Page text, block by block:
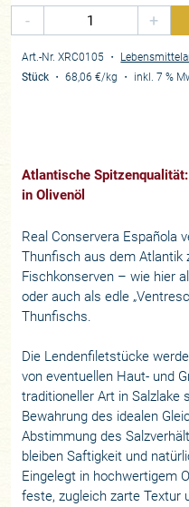
-
+
Art.-Nr. XRC0105 ・
Stück ・68,06 €/kg ・ inkl. 7 %
Atlantische
in Olivenöl
Real Conservera Española
Thunfisch aus dem Atlantik
Fischkonserven – wie hier
oder auch als edle
Thunfischs.
Die Lendenfiletstücke
von eventuellen Haut- und
traditioneller Art in Salzlake
Bewahrung des idealen
Abstimmung des
bleiben Saftigkeit und
Eingelegt in hochwertigem
feste, zugleich zarte Textur